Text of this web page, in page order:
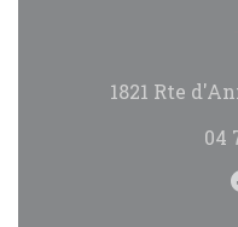
1821 Rte
04